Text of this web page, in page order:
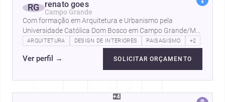
RG renato goes
Campo Grande
Com formação em Arquitetura e Urbanismo pela
Universidade Católica Dom Bosco em Campo Grande/MS,
tenho sido privilegiado realizando…
ARQUITETURA DESIGN DE INTERIORES PAISAGISMO +2
Ver perfil → SOLICITAR ORÇAMENTO
+4